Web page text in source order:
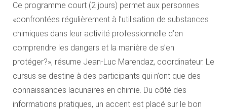
Ce programme court (2 jours) permet aux personnes
«confrontées régulièrement à l’utilisation de substances
chimiques dans leur activité professionnelle d’en
comprendre les dangers et la manière de s’en
protéger?», résume Jean-Luc Marendaz, coordinateur. Le
cursus se destine à des participants qui n’ont que des
connaissances lacunaires en chimie. Du côté des
informations pratiques, un accent est placé sur le bon